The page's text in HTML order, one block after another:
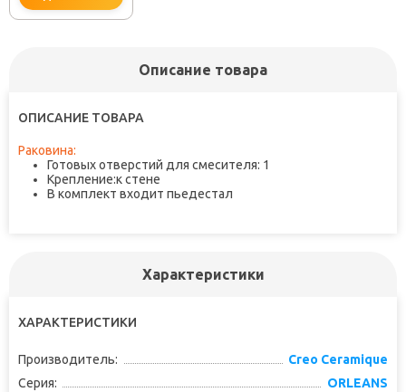
Описание товара
ОПИСАНИЕ ТОВАРА
Раковина:
Готовых отверстий для смесителя: 1
Крепление:к стене
В комплект входит пьедестал
Характеристики
ХАРАКТЕРИСТИКИ
Производитель:
Creo Ceramique
Серия:
ORLEANS